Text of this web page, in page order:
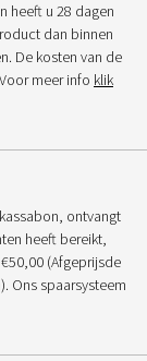
heeft u 28 dagen
dan binnen
De kosten van de
meer info klik
ontvangt
heeft bereikt,
(Afgeprijsde
Ons spaarsysteem